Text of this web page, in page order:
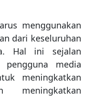
menggunakan
dari keseluruhan
Hal ini sejalan
media
meningkatkan
meningkatkan